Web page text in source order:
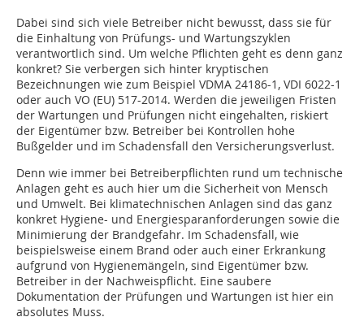
Dabei sind sich viele Betreiber nicht bewusst, dass sie für
die Einhaltung von Prüfungs- und Wartungszyklen
verantwortlich sind. Um welche Pflichten geht es denn ganz
konkret? Sie verbergen sich hinter kryptischen
Bezeichnungen wie zum Beispiel VDMA 24186-1, VDI 6022-1
oder auch VO (EU) 517-2014. Werden die jeweiligen Fristen
der Wartungen und Prüfungen nicht eingehalten, riskiert
der Eigentümer bzw. Betreiber bei Kontrollen hohe
Bußgelder und im Schadensfall den Versicherungsverlust.
Denn wie immer bei Betreiberpflichten rund um technische
Anlagen geht es auch hier um die Sicherheit von Mensch
und Umwelt. Bei klimatechnischen Anlagen sind das ganz
konkret Hygiene- und Energiesparanforderungen sowie die
Minimierung der Brandgefahr. Im Schadensfall, wie
beispielsweise einem Brand oder auch einer Erkrankung
aufgrund von Hygienemängeln, sind Eigentümer bzw.
Betreiber in der Nachweispflicht. Eine saubere
Dokumentation der Prüfungen und Wartungen ist hier ein
absolutes Muss.